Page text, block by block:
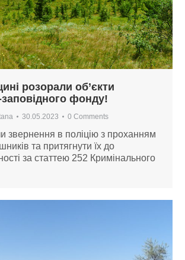
розорали об’єкти
фонду!
30.05.2023 0 Comments
звернення в поліцію з проханням
та притягнути їх до
за статтею 252 Кримінального